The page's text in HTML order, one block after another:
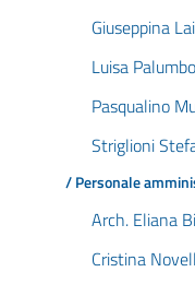
Giuseppina
Luisa Palumbo
Pasqualino
Striglioni
/ Personale
Arch. Eliana
Cristina